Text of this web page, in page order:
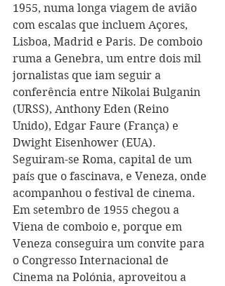
1955, numa longa viagem de avião
com escalas que incluem Açores,
Lisboa, Madrid e Paris. De comboio
ruma a Genebra, um entre dois mil
jornalistas que iam seguir a
conferência entre Nikolai Bulganin
(URSS), Anthony Eden (Reino
Unido), Edgar Faure (França) e
Dwight Eisenhower (EUA).
Seguiram-se Roma, capital de um
país que o fascinava, e Veneza, onde
acompanhou o festival de cinema.
Em setembro de 1955 chegou a
Viena de comboio e, porque em
Veneza conseguira um convite para
o Congresso Internacional de
Cinema na Polónia, aproveitou a